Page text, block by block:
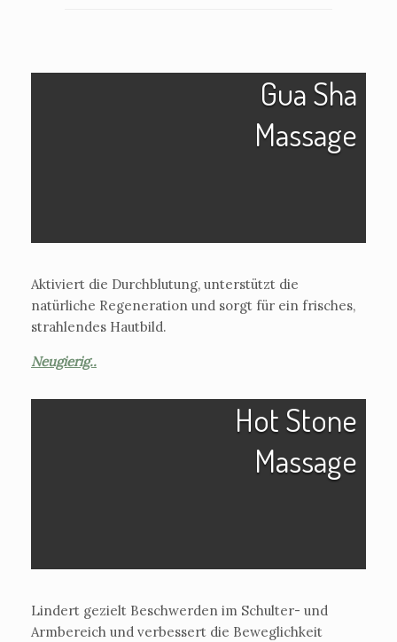
Gua Sha
Massage
Aktiviert die Durchblutung, unterstützt die
natürliche Regeneration und sorgt für ein frisches,
strahlendes Hautbild.
Neugierig..
Hot Stone
Massage
Lindert gezielt Beschwerden im Schulter- und
Armbereich und verbessert die Beweglichkeit